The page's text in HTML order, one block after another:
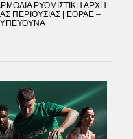
ΑΡΜΟΔΙΑ ΡΥΘΜΙΣΤΙΚΗ ΑΡΧΗ
ΠΕΡΙΟΥΣΙΑΣ | EOPAE –
ΥΠΕΥΘΥΝΑ